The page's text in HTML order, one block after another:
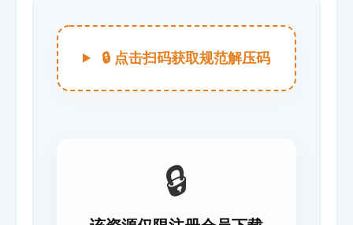
🔒 点击扫码获取规范解压码
🔒